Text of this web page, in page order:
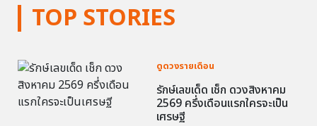
TOP STORIES
ดูดวงรายเดือน
รักษ์เลขเด็ด เช็ก ดวงสิงหาคม
2569 ครึ่งเดือนแรกใครจะเป็น
เศรษฐี